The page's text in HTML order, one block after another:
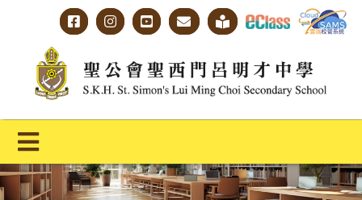
content
Toggle
Navigation
主頁